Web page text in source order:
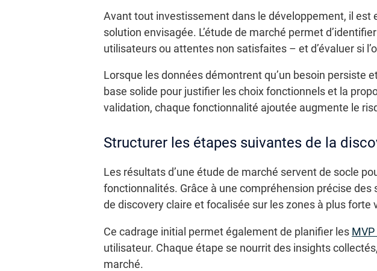
Avant tout investissement dans le développement, il est
solution envisagée. L’étude de marché permet
utilisateurs ou attentes non satisfaites – et d’évaluer si
Lorsque les données démontrent qu’un besoin persiste
base solide pour justifier les choix fonctionnels et la
validation, chaque fonctionnalité ajoutée augmente le
Structurer les étapes suivantes de la
Les résultats d’une étude de marché servent de socle
fonctionnalités. Grâce à une compréhension précise
de discovery claire et focalisée sur les zones à plus forte
Ce cadrage initial permet également de planifier les
utilisateur. Chaque étape se nourrit des insights
marché.